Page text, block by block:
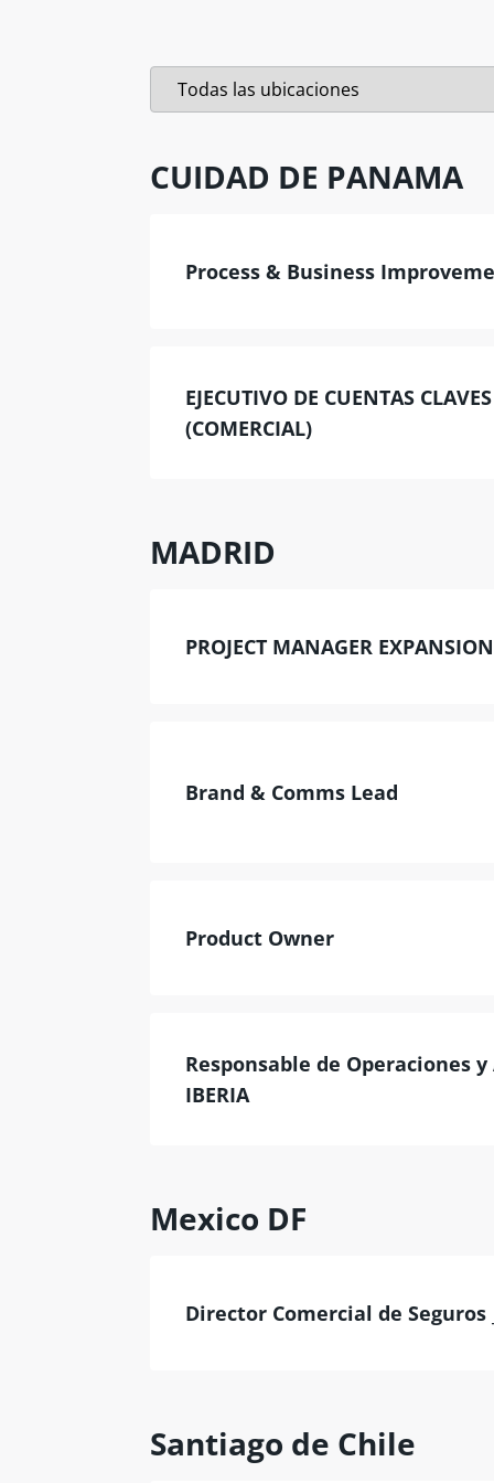
CUIDAD DE PANAMA
Process & Business
EJECUTIVO DE CUENTAS
(COMERCIAL)
MADRID
PROJECT MANAGER EXPANSION
Brand & Comms Lead
Product Owner
Responsable de Operaciones
IBERIA
Mexico DF
Director Comercial de Seguros
Santiago de Chile